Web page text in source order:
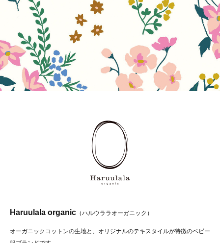
Haruulala organic （ハルウララオーガニック）
オーガニックコットンの生地と、オリジナルのテキスタイルが特徴のベビー